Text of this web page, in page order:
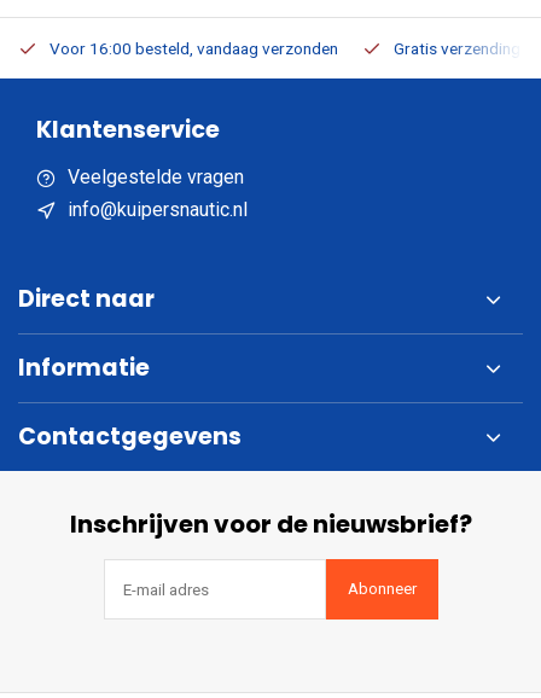
Voor 16:00 besteld, vandaag verzonden Gratis verzending
Klantenservice
Veelgestelde vragen
info@kuipersnautic.nl
Direct naar
Informatie
Contactgegevens
Inschrijven voor de nieuwsbrief?
Abonneer